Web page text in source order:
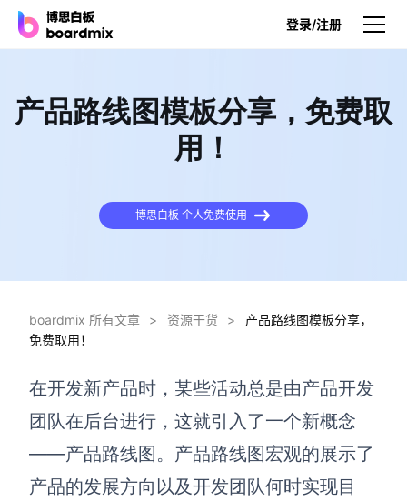
登录/注册
产品
博思白板SDK
博思设计
一体化产品设计工具
博思AIPPT
AI生成PPT，支持在线编辑
产品路线图模板分享，免费取
用！
博思白板 个人免费使用
boardmix 所有文章 > 资源干货 >
产品路线图模板分享，
免费取用！
在开发新产品时，某些活动总是由产品开发
团队在后台进行，这就引入了一个新概念
——产品路线图。产品路线图宏观的展示了
产品的发展方向以及开发团队何时实现目